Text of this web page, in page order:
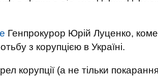
Генпрокурор Юрій Луценко,
з корупцією в Україні.
корупції (а не тільки